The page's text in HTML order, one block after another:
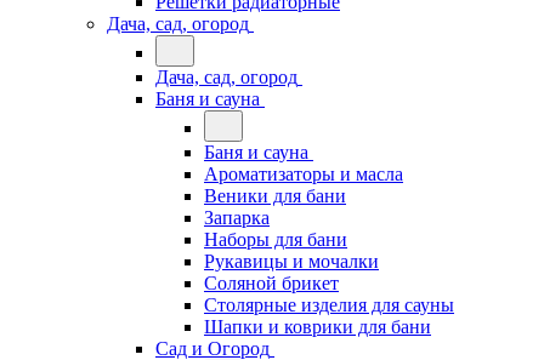
Дача, сад, огород
Дача, сад, огород
Баня и сауна
Баня и сауна
Ароматизаторы и масла
Веники для бани
Запарка
Наборы для бани
Рукавицы и мочалки
Соляной брикет
Столярные изделия для сауны
Шапки и коврики для бани
Сад и Огород